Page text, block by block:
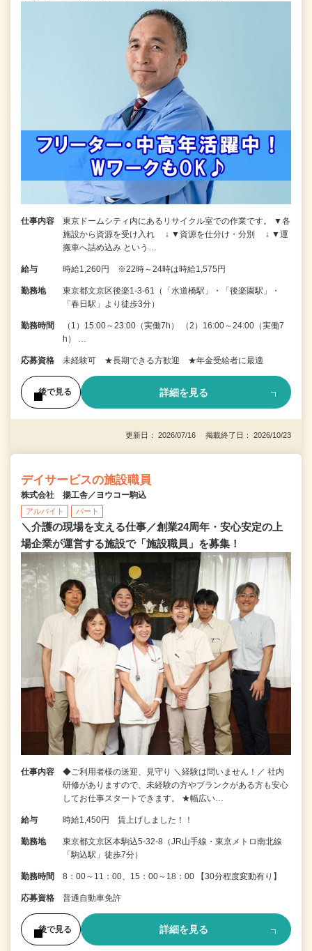
仕事内容
東京ドームシティ内にあるリサイクル室での作業です。 ▼各
施設から資源を受け入れ ↓ ▼資源を仕分け・分別 ↓ ▼運
搬車へ詰め込み という…
給与 時給1,260円 ※22時～24時は時給1,575円
勤務地
東京都文京区後楽1-3-61（「水道橋駅」・「後楽園駅」・
「春日駅」より徒歩3分）
勤務時間
（1）15:00～23:00（実働7h） （2）16:00～24:00（実働7
h） …
応募資格 未経験可 ★長期できる方歓迎 ★年金受給者に最適
後で見る 詳細を見る
更新日： 2026/07/16 掲載終了日： 2026/10/23
デイサービスの施設職員
株式会社 揚工舎／ヨウコー駒込
アルバイト パート
＼介護の現場を支える仕事／創業24周年・安心安定の上
場企業が運営する施設で「施設職員」を募集！
仕事内容
◆ご利用者様の送迎、見守り ＼経験は問いません！／ 社内
研修がありますので、未経験の方やブランクがある方も安心
してお仕事スタートできます。 ★幅広い…
給与 時給1,450円 賃上げしました！！
勤務地
東京都文京区本駒込5-32-8（JR山手線・東京メトロ南北線
「駒込駅」徒歩7分）
勤務時間 8：00～11：00、15：00～18：00 【30分程度変動有り】
応募資格 普通自動車免許
後で見る 詳細を見る